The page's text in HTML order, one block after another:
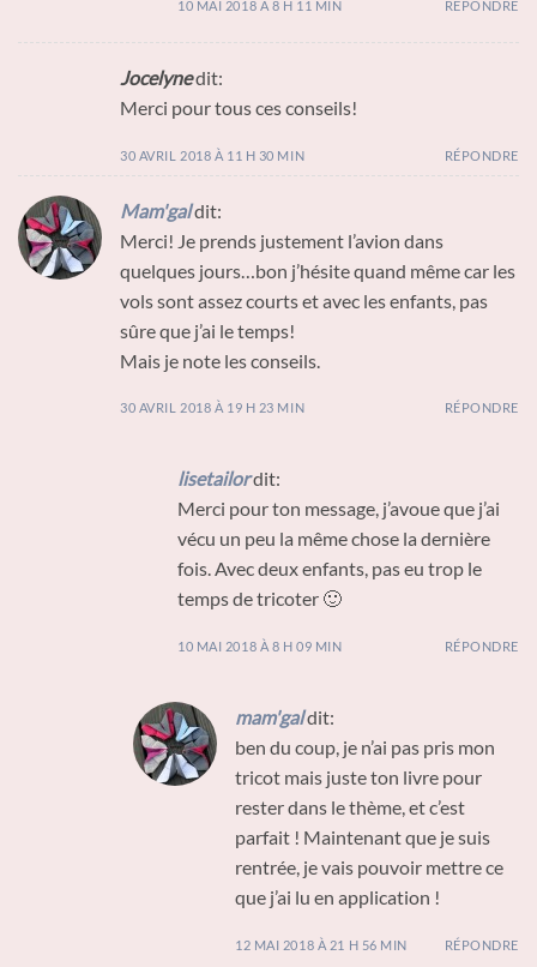
10 MAI 2018 À 8 H 11 MIN RÉPONDRE
Jocelynedit:
Merci pour tous ces conseils!
30 AVRIL 2018 À 11 H 30 MIN RÉPONDRE
Mam'galdit:
Merci! Je prends justement l’avion dans
quelques jours…bon j’hésite quand même car les
vols sont assez courts et avec les enfants, pas
sûre que j’ai le temps!
Mais je note les conseils.
30 AVRIL 2018 À 19 H 23 MIN RÉPONDRE
lisetailordit:
Merci pour ton message, j’avoue que j’ai
vécu un peu la même chose la dernière
fois. Avec deux enfants, pas eu trop le
temps de tricoter 🙂
10 MAI 2018 À 8 H 09 MIN RÉPONDRE
mam'galdit:
ben du coup, je n’ai pas pris mon
tricot mais juste ton livre pour
rester dans le thème, et c’est
parfait ! Maintenant que je suis
rentrée, je vais pouvoir mettre ce
que j’ai lu en application !
12 MAI 2018 À 21 H 56 MIN RÉPONDRE